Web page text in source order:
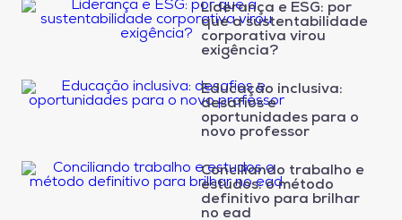
Liderança e ESG: por
que a sustentabilidade
corporativa virou
exigência?
Educação inclusiva:
desafios e
oportunidades para o
novo professor
Conciliando trabalho e
estudos: o método
definitivo para brilhar
no ead